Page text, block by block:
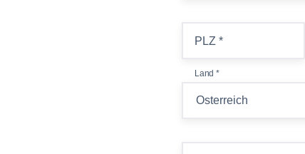
PLZ *
Land *